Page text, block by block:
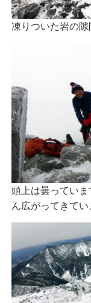
凍りついた岩の
頭上は曇ってい
ん広がってきてい